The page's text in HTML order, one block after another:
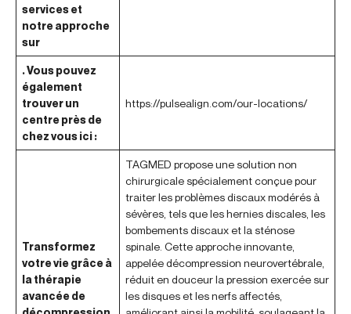
services et
notre approche
sur
. Vous pouvez
également
trouver un
centre près de
chez vous ici :
https://pulsealign.com/our-locations/
Transformez
votre vie grâce à
la thérapie
avancée de
TAGMED propose une solution non
chirurgicale spécialement conçue pour
traiter les problèmes discaux modérés à
sévères, tels que les hernies discales, les
bombements discaux et la sténose
spinale. Cette approche innovante,
appelée décompression neurovertébrale,
réduit en douceur la pression exercée sur
les disques et les nerfs affectés,